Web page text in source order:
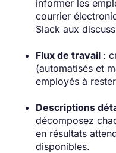
informer les
courrier
Slack aux
Flux de travail :
(automatisés et
employés à
Descriptions
décomposez
en résultats
disponibles.